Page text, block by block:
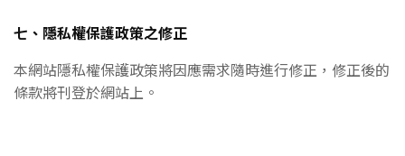
七、隱私權保護政策之修正
本網站隱私權保護政策將因應需求隨時進行修正，修正後的
條款將刊登於網站上。